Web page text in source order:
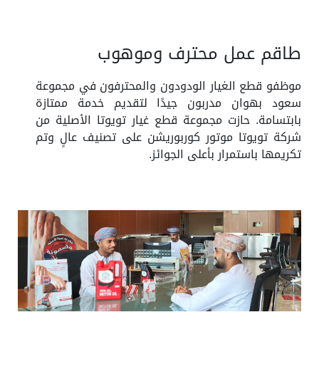
طاقم عمل محترف وموهوب
موظفو قطع الغيار الودودون والمحترفون في مجموعة
سعود بهوان مدربون جيدًا لتقديم خدمة ممتازة
بابتسامة. حازت مجموعة قطع غيار تويوتا الأصلية من
شركة تويوتا موتور كوربوريشن على تصنيف عالٍ وتم
تكريمها باستمرار بأعلى الجوائز.